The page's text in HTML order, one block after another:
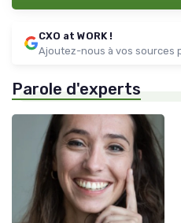
CXO at WORK !
Ajoutez-nous à vos sources
Parole d'experts